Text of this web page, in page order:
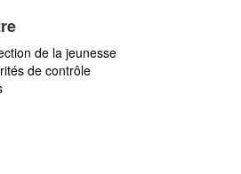
de la jeunesse
de contrôle